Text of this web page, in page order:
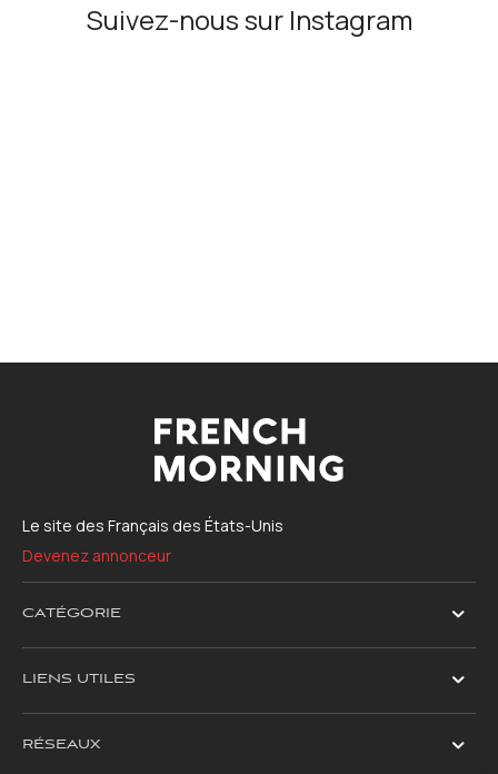
Suivez-nous sur Instagram
Le site des Français des États-Unis
Devenez annonceur
CATÉGORIE
LIENS UTILES
RÉSEAUX